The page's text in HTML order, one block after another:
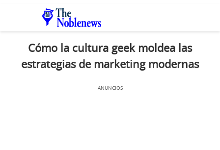
Cómo la cultura geek moldea las
estrategias de marketing modernas
ANUNCIOS